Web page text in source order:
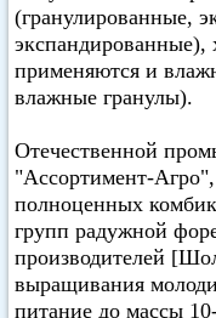
(гранулированные,
экспандированные),
применяются и
влажные гранулы).
Отечественной
"Ассортимент-
полноценных
групп радужной
производителей
выращивания
питание до массы